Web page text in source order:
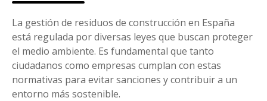
La gestión de residuos de construcción en España
está regulada por diversas leyes que buscan proteger
el medio ambiente. Es fundamental que tanto
ciudadanos como empresas cumplan con estas
normativas para evitar sanciones y contribuir a un
entorno más sostenible.